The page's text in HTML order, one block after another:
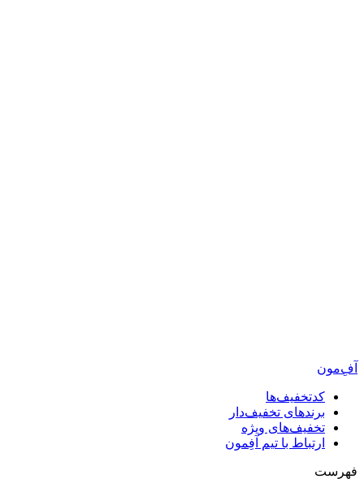
آفِ‌مون
کدتخفیف‌ها
برندهای تخفیف‌دار
تخفیف‌های ویژه
ارتباط با تیم آفِمون
فهرست